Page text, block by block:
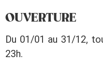
OUVERTURE
Du 01/01 au 31/12,
23h.